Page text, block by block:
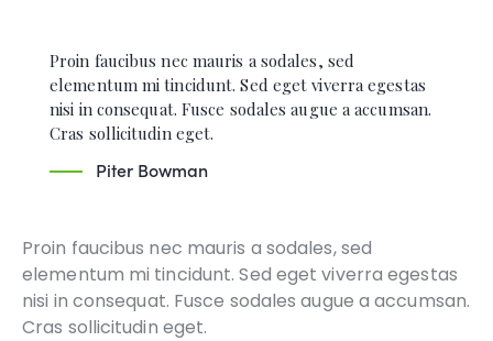
Proin faucibus nec mauris a sodales, sed
elementum mi tincidunt. Sed eget viverra egestas
nisi in consequat. Fusce sodales augue a accumsan.
Cras sollicitudin eget.
Piter Bowman
Proin faucibus nec mauris a sodales, sed
elementum mi tincidunt. Sed eget viverra egestas
nisi in consequat. Fusce sodales augue a accumsan.
Cras sollicitudin eget.